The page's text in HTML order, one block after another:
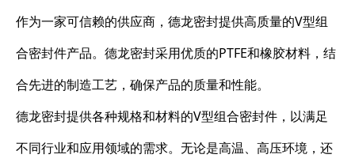
作为一家可信赖的供应商，德龙密封提供高质量的V型组
合密封件产品。德龙密封采用优质的PTFE和橡胶材料，结
合先进的制造工艺，确保产品的质量和性能。
德龙密封提供各种规格和材料的V型组合密封件，以满足
不同行业和应用领域的需求。无论是高温、高压环境，还